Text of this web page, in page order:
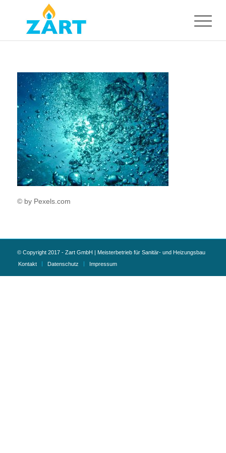
© by Pexels.com
© Copyright 2017 - Zart GmbH | Meisterbetrieb für Sanitär- und Heizungsbau
Kontakt
Datenschutz Impressum